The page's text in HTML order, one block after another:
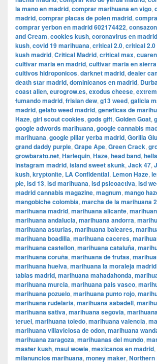
la mano en madrid, comprar marihuana en vigo,
madrid, comprar placas de polen madrid,
comprar yerbon en madrid 602174422,
and Cream, cookies kush, coronavirus en madrid
kush, covid 19 marihuana, critical 2.0, critical
kush madrid, Critical Madrid, critical max,
cultivar maria en madrid, cultivar maria en
cultivos hidroponicos, darknet madrid, dealer
death star madrid, dominicanos en madrid,
coast alien, eurogrow.es, exodus cheese,
fumando madrid, frisian dew, g13 weed, galicia
madrid, gelato weed madrid, geneticas de
Haze, girl scout cookies, gods gift, Golden Goat,
google adwords marihuana, google cannabis
marihuana, google pillar yerba madrid, Gorilla
grand daddy purple, Grape Ape, Green Crack,
growbarato.net, Harlequin, Haze, head band,
instagram madrid, island sweet skunk, Jack 47,
kush, kryptonite, LA Confidential, Lemon Haze,
pie, lsd 13, lsd marihuana, lsd psicoactiva, lsd
madrid cannabis magazine, magnum, mango
mangobiche colombia, marcha de la marihuana
marihuana madrid, marihuana alicante,
marihuana andalucia, marihuana andorra,
marihuana asturias, marihuana baleares,
marihuana boadilla, marihuana caceres,
marihuana castellon, marihuana cataluña,
marihuana coruña, marihuana de frutas,
marihuana huelva, marihuana la moraleja madrid
tablas madrid, marihuana mahadahonda,
marihuana murcia, marihuana pais vasco,
marihuana pozuelo, marihuana punto rojo,
marihuana rudelaris, marihuana sabadell,
marihuana sativa, marihuana segovia,
teruel, marihuana toledo, marihuana valencia,
marihuana villaviciosa de odon, marihuana
marihuana zaragoza, marihuanas del mundo,
master kush, maui wowie, mexicanos en madrid,
milanuncios marihuana, money maker, Northern